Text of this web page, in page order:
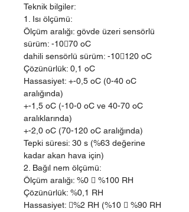
Teknik bilgiler:
1. Isı ölçümü:
Ölçüm aralığı: gövde üzeri sensörlü
sürüm: -1070 oC
dahili sensörlü sürüm: -10120 oC
Çözünürlük: 0,1 oC
Hassasiyet: +-0,5 oC (0-40 oC
aralığında)
+-1,5 oC (-10-0 oC ve 40-70 oC
aralıklarında)
+-2,0 oC (70-120 oC aralığında)
Tepki süresi: 30 s (%63 değerine
kadar akan hava için)
2. Bağıl nem ölçümü:
Ölçüm aralığı: %0  %100 RH
Çözünürlük: %0,1 RH
Hassasiyet: %2 RH (%10  %90 RH